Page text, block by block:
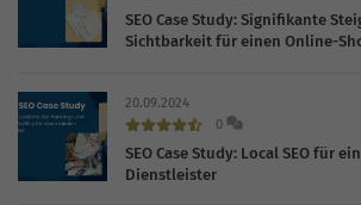
SEO Case Study: Signifikante
Sichtbarkeit für einen Online-
20.09.2024
0
SEO Case Study: Local SEO für
Dienstleister